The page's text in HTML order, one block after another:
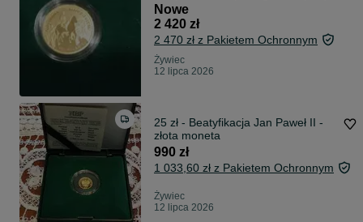
Nowe
2 420 zł
2 470 zł z Pakietem Ochronnym
Żywiec
12 lipca 2026
25 zł - Beatyfikacja Jan Paweł II -
złota moneta
990 zł
1 033,60 zł z Pakietem Ochronnym
Żywiec
12 lipca 2026